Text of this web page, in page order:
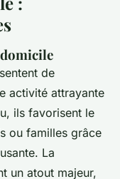
domicile
de
activité attrayante
ils favorisent le
ou familles grâce
La
un atout majeur,